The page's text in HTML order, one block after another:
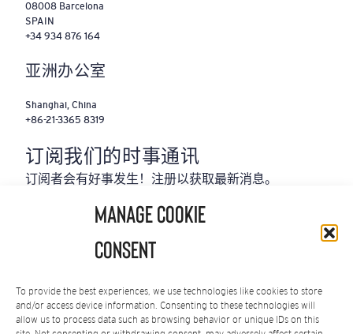
Manage Cookie
Consent
To provide the best experiences, we use technologies like cookies to store
and/or access device information. Consenting to these technologies will
allow us to process data such as browsing behavior or unique IDs on this
‌订阅我们的时事通讯
订阅者会有好事发生！注册以获取最新消息。
地
址
(Required)
08008 Barcelona
SPAIN
+34 934 876 164
亚洲办公室
Shanghai, China
+86-21-3365 8319